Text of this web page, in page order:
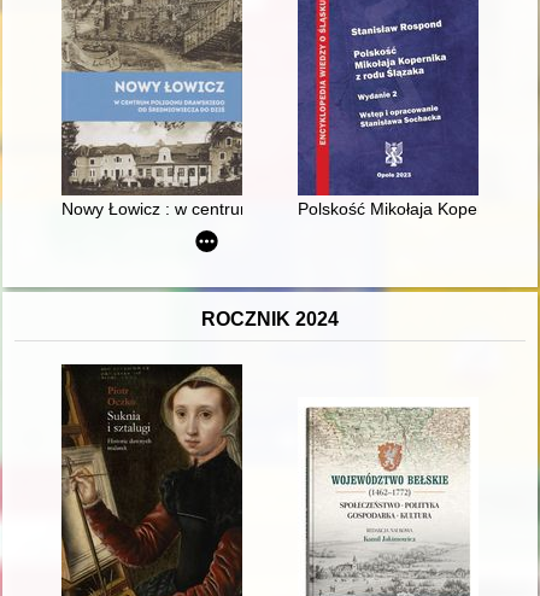
Nowy Łowicz : w centrum poligonu drawskiego od
Polskość Mikołaja Kopernika z
ROCZNIK 2024